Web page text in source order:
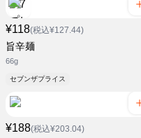
¥118(税込¥127.44)
旨辛麺
66g
セブンザプライス
¥188(税込¥203.04)